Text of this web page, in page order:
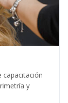
capacitación
y